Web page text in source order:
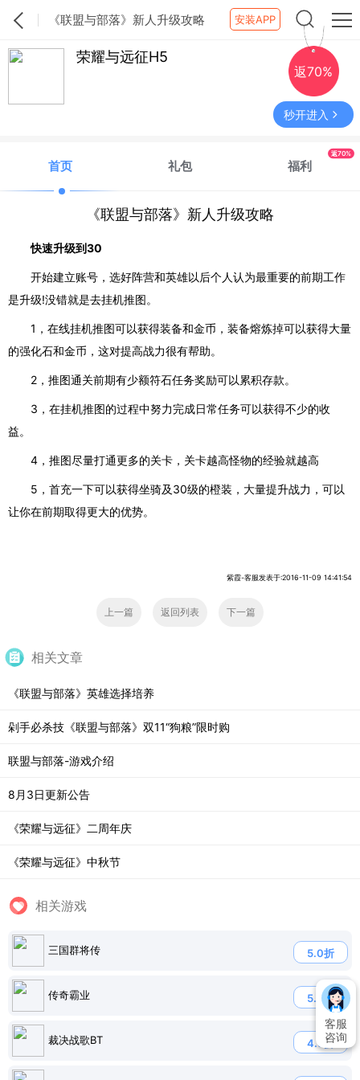
《联盟与部落》新人升级攻略 安装APP
荣耀与远征H5
返70%
秒开进入
首页 礼包 福利
返70%
《联盟与部落》新人升级攻略
快速升级到30
开始建立账号，选好阵营和英雄以后个人认为最重要的前期工作
是升级!没错就是去挂机推图。
1 ，在线挂机推图可以获得装备和金币，装备熔炼掉可以获得大量
的强化石和金币，这对提高战力很有帮助。
2 ，推图通关前期有少额符石任务奖励可以累积存款。
3 ，在挂机推图的过程中努力完成日常任务可以获得不少的收
益。
4 ，推图尽量打通更多的关卡，关卡越高怪物的经验就越高
5 ，首充一下可以获得坐骑及30级的橙装，大量提升战力，可以
让你在前期取得更大的优势。
紫霞-客服发表于:2016-11-09 14:41:54
上一篇 返回列表 下一篇
相关文章
《联盟与部落》英雄选择培养
剁手必杀技《联盟与部落》双11“狗粮”限时购
联盟与部落-游戏介绍
8月3日更新公告
《荣耀与远征》二周年庆
《荣耀与远征》中秋节
相关游戏
三国群将传 5.0折
传奇霸业 5.0折
裁决战歌BT 4.5折
客服
咨询